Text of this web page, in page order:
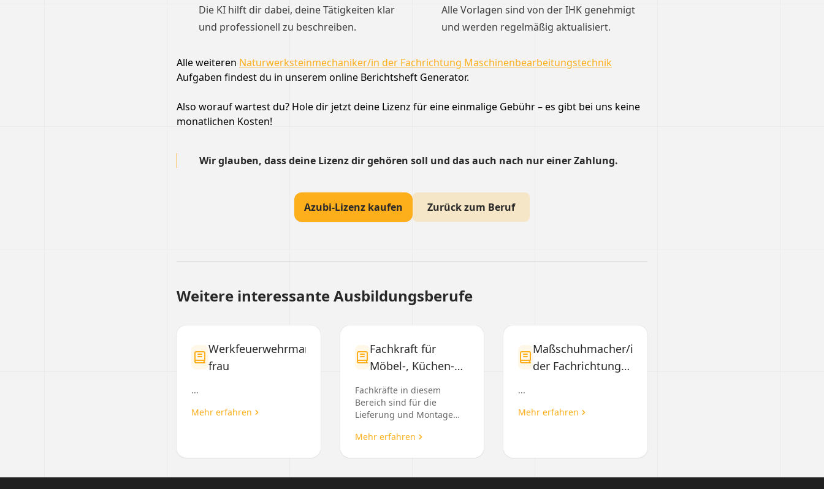
Die KI hilft dir dabei, deine Tätigkeiten klar
und professionell zu beschreiben.
Alle Vorlagen sind von der IHK genehmigt
und werden regelmäßig aktualisiert.
Alle weiteren Naturwerksteinmechaniker/in der Fachrichtung Maschinenbearbeitungstechnik
Aufgaben findest du in unserem online Berichtsheft Generator.
Also worauf wartest du? Hole dir jetzt deine Lizenz für eine einmalige Gebühr – es gibt bei uns keine
monatlichen Kosten!
Wir glauben, dass deine Lizenz dir gehören soll und das auch nach nur einer Zahlung.
Azubi-Lizenz kaufen Zurück zum Beruf
Weitere interessante Ausbildungsberufe
Werkfeuerwehrmann/-
frau
...
Mehr erfahren
Fachkraft für
Möbel-, Küchen-
und
Umzugsservice
Fachkräfte in diesem
Bereich sind für die
Lieferung und Montage
Geräten verantwortlich,
Mehr erfahren
Maßschuhmacher/in
der Fachrichtung
...
Mehr erfahren